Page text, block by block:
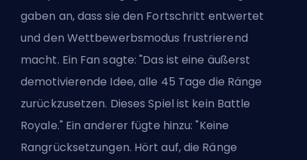
gaben an, dass sie den Fortschritt entwertet
und den Wettbewerbsmodus frustrierend
macht. Ein Fan sagte: "Das ist eine äußerst
demotivierende Idee, alle 45 Tage die Ränge
zurückzusetzen. Dieses Spiel ist kein Battle
Royale." Ein anderer fügte hinzu: "Keine
Rangrücksetzungen. Hört auf, die Ränge